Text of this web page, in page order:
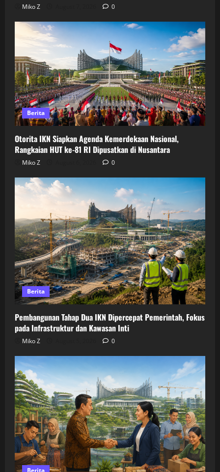
Miko Z 0
Berita
Otorita IKN Siapkan Agenda Kemerdekaan Nasional,
Rangkaian HUT ke-81 RI Dipusatkan di Nusantara
Miko Z 0
Berita
Pembangunan Tahap Dua IKN Dipercepat Pemerintah, Fokus
pada Infrastruktur dan Kawasan Inti
Miko Z 0